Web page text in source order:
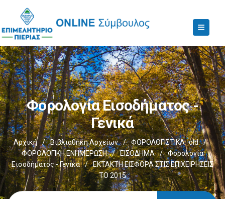
Φορολογία Εισοδήματος -
Γενικά
Αρχική / Βιβλιοθήκη Αρχείων / ΦΟΡΟΛΟΓΙΣΤΙΚΑ_old
/
ΦΟΡΟΛΟΓΙΚΗ ΕΝΗΜΕΡΩΣΗ
/ ΕΙΣΟΔΗΜΑ /
Φορολογία
Εισοδήματος - Γενικά
/
ΕΚΤΑΚΤΗ ΕΙΣΦΟΡΑ ΣΤΙΣ ΕΠΙΧΕΙΡΗΣΕΙΣ
ΤΟ 2015